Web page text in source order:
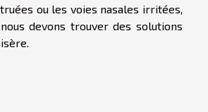
ou les voies nasales irritées,
devons trouver des solutions